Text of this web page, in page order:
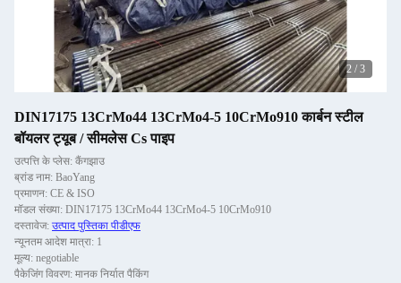
2 / 3
DIN17175 13CrMo44 13CrMo4-5 10CrMo910 कार्बन स्टील
बॉयलर ट्यूब / सीमलेस Cs पाइप
उत्पत्ति के प्लेस: कैंगझाउ
ब्रांड नाम: BaoYang
प्रमाणन: CE & ISO
मॉडल संख्या: DIN17175 13CrMo44 13CrMo4-5 10CrMo910
दस्तावेज: उत्पाद पुस्तिका पीडीएफ
न्यूनतम आदेश मात्रा: 1
मूल्य: negotiable
पैकेजिंग विवरण: मानक निर्यात पैकिंग